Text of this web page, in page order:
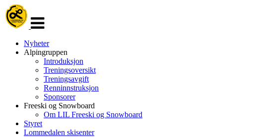
navigasjon
Nyheter
Alpingruppen
Introduksjon
Treningsoversikt
Treningsavgift
Renninnstruksjon
Sponsorer
Freeski og Snowboard
Om LIL Freeski og Snowboard
Styret
Lommedalen skisenter